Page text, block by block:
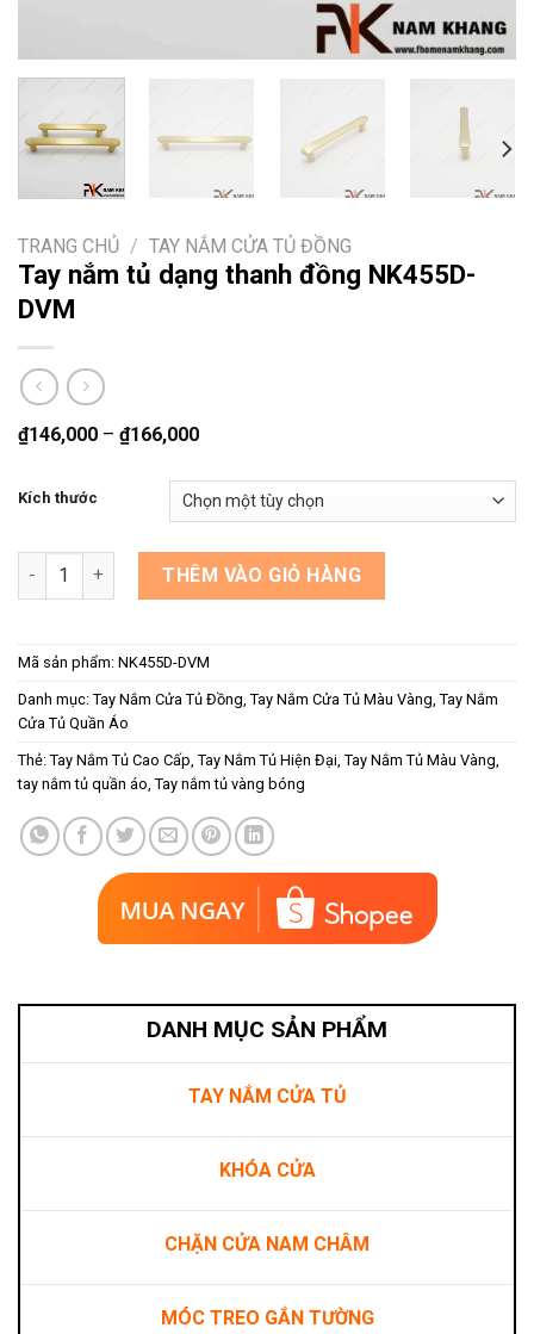
TRANG CHỦ / TAY NẮM CỬA TỦ ĐỒNG
Tay nắm tủ dạng thanh đồng NK455D-
DVM
₫146,000 – ₫166,000
Kích thước
Tay nắm tủ dạng thanh đồng NK455D-DVM số lượng
THÊM VÀO GIỎ HÀNG
Mã sản phẩm: NK455D-DVM
Danh mục: Tay Nắm Cửa Tủ Đồng Tay Nắm Cửa Tủ Màu Vàng Tay Nắm
Cửa Tủ Quần Áo
Thẻ: Tay Nắm Tủ Cao Cấp Tay Nắm Tủ Hiện Đại Tay Nắm Tủ Màu Vàng
tay nắm tủ quần áo Tay nắm tủ vàng bóng
DANH MỤC SẢN PHẨM
TAY NẮM CỬA TỦ
KHÓA CỬA
CHẶN CỬA NAM CHÂM
MÓC TREO GẮN TƯỜNG